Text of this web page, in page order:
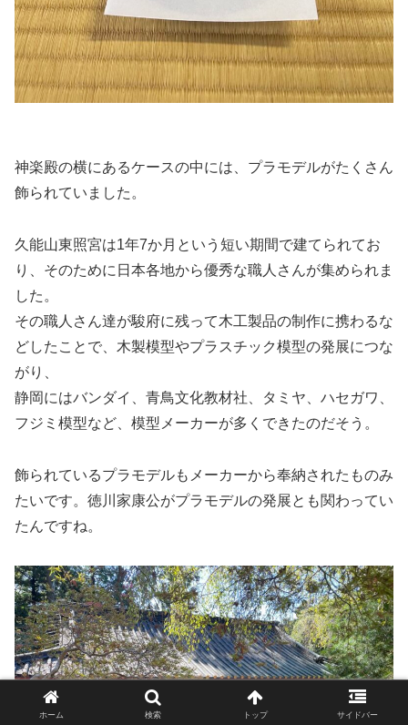
神楽殿の横にあるケースの中には、プラモデルがたくさん
飾られていました。
久能山東照宮は1年7か月という短い期間で建てられてお
り、そのために日本各地から優秀な職人さんが集められま
した。
その職人さん達が駿府に残って木工製品の制作に携わるな
どしたことで、木製模型やプラスチック模型の発展につな
がり、
静岡にはバンダイ、青鳥文化教材社、タミヤ、ハセガワ、
フジミ模型など、模型メーカーが多くできたのだそう。
飾られているプラモデルもメーカーから奉納されたものみ
たいです。徳川家康公がプラモデルの発展とも関わってい
たんですね。
ホーム 検索 トップ サイドバー